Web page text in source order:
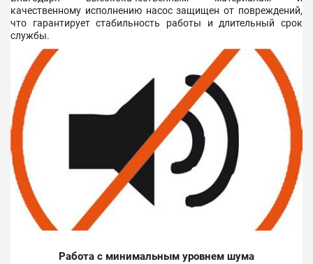
качественному исполнению насос защищен от повреждений,
что гарантирует стабильность работы и длительный срок
службы.
Работа с минимальным уровнем шума